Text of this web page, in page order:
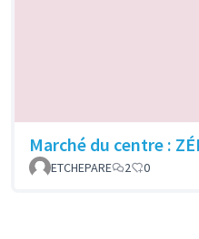
Marché du centre :
ETCHEPARE
2 0